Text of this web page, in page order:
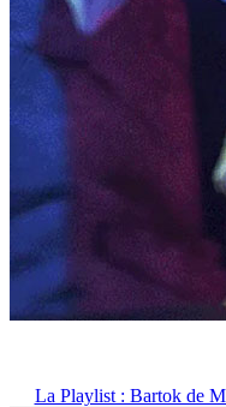
La Playlist : Bartok de